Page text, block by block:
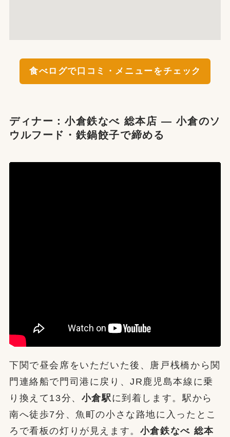
食べログで口コミ・メニューをチェック
ディナー：小倉鉄なべ 総本店 — 小倉のソ
ウルフード・鉄鍋餃子で締める
下関で昼会席をいただいた後、唐戸桟橋から関
門連絡船で門司港に戻り、JR鹿児島本線に乗
り換えて13分、 小倉駅に到着します。駅から
南へ徒歩7分、魚町の小さな路地に入ったとこ
ろで看板の灯りが見えます。 小倉鉄なべ 総本